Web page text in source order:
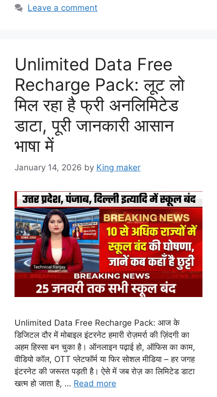
Leave a comment
Unlimited Data Free
Recharge Pack: लूट लो
मिल रहा है फ्री अनलिमिटेड
डाटा, पूरी जानकारी आसान
भाषा में
January 14, 2026 by King maker
Unlimited Data Free Recharge Pack: आज के
डिजिटल दौर में मोबाइल इंटरनेट हमारी रोज़मर्रा की ज़िंदगी का
अहम हिस्सा बन चुका है। ऑनलाइन पढ़ाई हो, ऑफिस का काम,
वीडियो कॉल, OTT प्लेटफॉर्म या फिर सोशल मीडिया – हर जगह
इंटरनेट की जरूरत पड़ती है। ऐसे में जब रोज़ का लिमिटेड डाटा
खत्म हो जाता है, … Read more